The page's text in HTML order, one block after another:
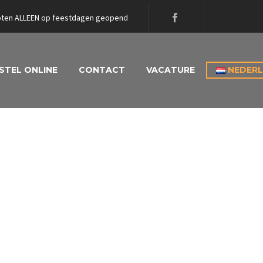
ALLEEN op feestdagen geopend
ONLINE CONTACT VACATURE